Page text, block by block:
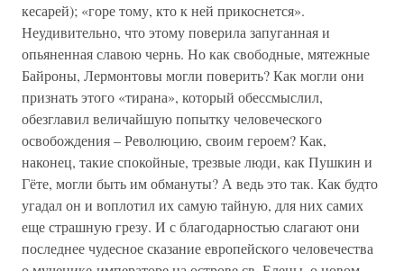
кесарей); «горе тому, кто к ней прикоснется».
Неудивительно, что этому поверила запуганная и
опьяненная славою чернь. Но как свободные, мятежные
Байроны, Лермонтовы могли поверить? Как могли они
признать этого «тирана», который обессмыслил,
обезглавил величайшую попытку человеческого
освобождения – Революцию, своим героем? Как,
наконец, такие спокойные, трезвые люди, как Пушкин и
Гёте, могли быть им обмануты? А ведь это так. Как будто
угадал он и воплотил их самую тайную, для них самих
еще страшную грезу. И с благодарностью слагают они
последнее чудесное сказание европейского человечества